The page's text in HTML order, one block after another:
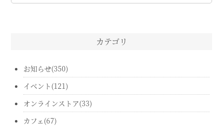
カテゴリ
お知らせ(350)
イベント(121)
オンラインストア(33)
カフェ(67)